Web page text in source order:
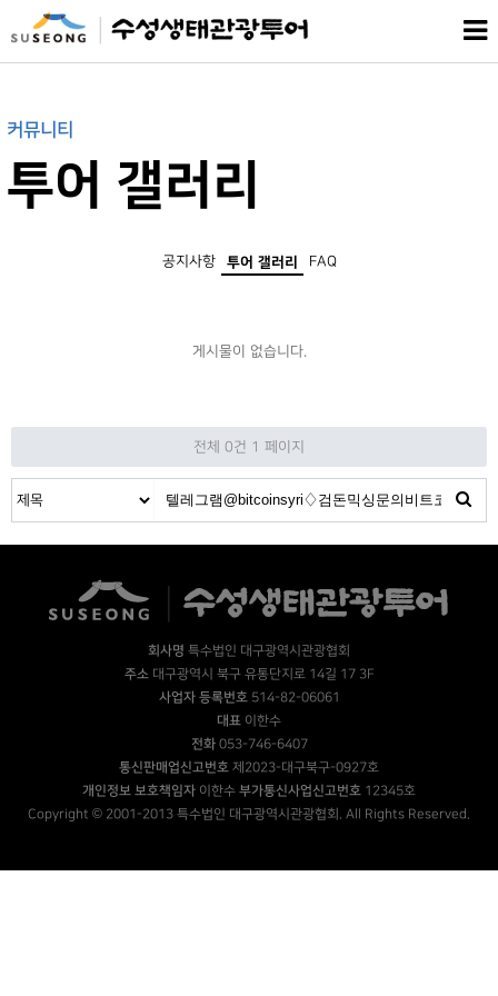
커뮤니티
투어 갤러리
공지사항 투어 갤러리 FAQ
게시물이 없습니다.
전체 0건 1 페이지
회사명 특수법인 대구광역시관광협회
주소대구광역시 북구 유통단지로 14길 17 3F
사업자 등록번호514-82-06061
대표 이한수
전화053-746-6407
통신판매업신고번호 제2023-대구북구-0927호
개인정보 보호책임자 이한수 부가통신사업신고번호 12345호
Copyright © 2001-2013 특수법인 대구광역시관광협회. All Rights Reserved.